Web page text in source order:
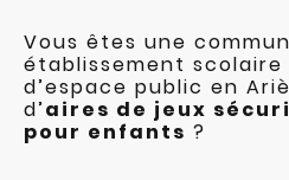
Vous êtes une
établissement
d’espace public en
d’aires de jeux
pour enfants ?